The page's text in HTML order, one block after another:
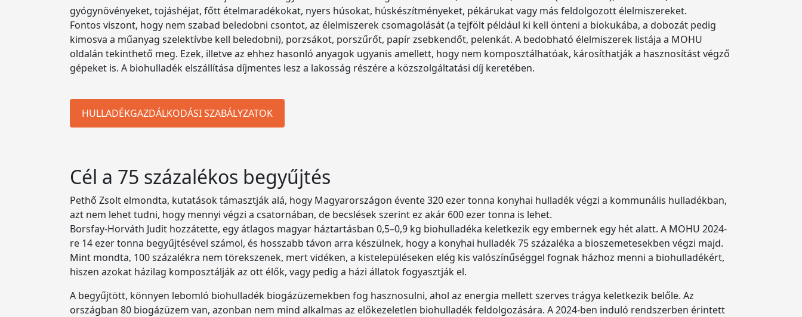
gyógynövényeket, tojáshéjat, főtt ételmaradékokat, nyers húsokat, húskészítményeket, pékárukat vagy más feldolgozott élelmiszereket.
Fontos viszont, hogy nem szabad beledobni csontot, az élelmiszerek csomagolását (a tejfölt például ki kell önteni a biokukába, a dobozát pedig
kimosva a műanyag szelektívbe kell beledobni), porzsákot, porszűrőt, papír zsebkendőt, pelenkát. A bedobható élelmiszerek listája a MOHU
oldalán tekinthető meg. Ezek, illetve az ehhez hasonló anyagok ugyanis amellett, hogy nem komposztálhatóak, károsíthatják a hasznosítást végző
gépeket is. A biohulladék elszállítása díjmentes lesz a lakosság részére a közszolgáltatási díj keretében.
HULLADÉKGAZDÁLKODÁSI SZABÁLYZATOK
Cél a 75 százalékos begyűjtés
Pethő Zsolt elmondta, kutatások támasztják alá, hogy Magyarországon évente 320 ezer tonna konyhai hulladék végzi a kommunális hulladékban,
azt nem lehet tudni, hogy mennyi végzi a csatornában, de becslések szerint ez akár 600 ezer tonna is lehet.
Borsfay-Horváth Judit hozzátette, egy átlagos magyar háztartásban 0,5–0,9 kg biohulladéka keletkezik egy embernek egy hét alatt. A MOHU 2024-
re 14 ezer tonna begyűjtésével számol, és hosszabb távon arra készülnek, hogy a konyhai hulladék 75 százaléka a bioszemetesekben végzi majd.
Mint mondta, 100 százalékra nem törekszenek, mert vidéken, a kistelepüléseken elég kis valószínűséggel fognak házhoz menni a biohulladékért,
hiszen azokat házilag komposztálják az ott élők, vagy pedig a házi állatok fogyasztják el.
A begyűjtött, könnyen lebomló biohulladék biogázüzemekben fog hasznosulni, ahol az energia mellett szerves trágya keletkezik belőle. Az
országban 80 biogázüzem van, azonban nem mind alkalmas az előkezeletlen biohulladék feldolgozására. A 2024-ben induló rendszerben érintett